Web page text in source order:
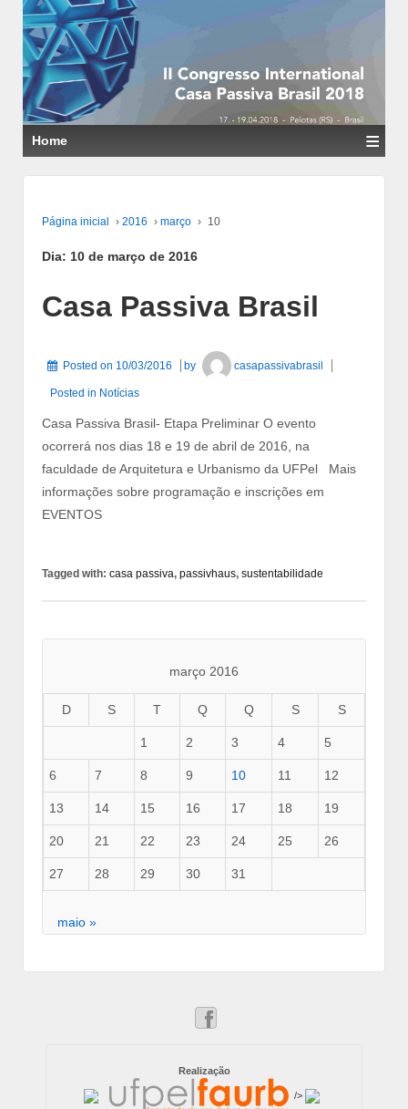
Home ≡
Página inicial › 2016 › março › 10
Dia: 10 de março de 2016
Casa Passiva Brasil
Posted on 10/03/2016 by casapassivabrasil
Posted in Notícias
Casa Passiva Brasil- Etapa Preliminar O evento
ocorrerá nos dias 18 e 19 de abril de 2016, na
faculdade de Arquitetura e Urbanismo da UFPel Mais
informações sobre programação e inscrições em
EVENTOS
Tagged with: casa passiva, passivhaus, sustentabilidade
março 2016
D S T Q Q S S
1 2 3 4 5
6 7 8 9 10 11 12
13 14 15 16 17 18 19
20 21 22 23 24 25 26
27 28 29 30 31
maio »
Realização
/>